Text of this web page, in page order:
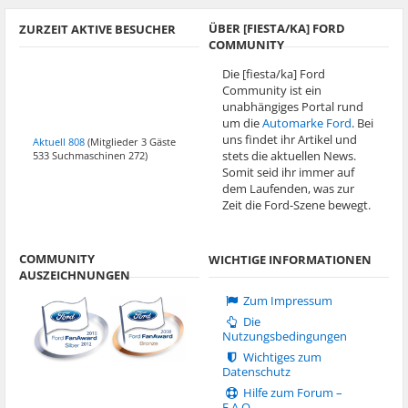
ZURZEIT AKTIVE BESUCHER
Aktuell 808 (Mitglieder 3 Gäste
533 Suchmaschinen 272)
ÜBER [FIESTA/KA] FORD
COMMUNITY
Die [fiesta/ka] Ford
Community ist ein
unabhängiges Portal rund
um dieAutomarke Ford. Bei
uns findet ihr Artikel und
stets die aktuellen News.
Somit seid ihr immer auf
dem Laufenden, was zur
Zeit die Ford-Szene bewegt.
COMMUNITY
AUSZEICHNUNGEN
WICHTIGE INFORMATIONEN
Zum Impressum
Die
Nutzungsbedingungen
Wichtiges zum
Datenschutz
Hilfe zum Forum –